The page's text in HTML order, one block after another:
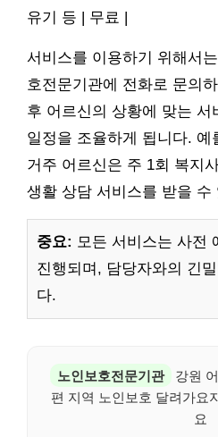
유기 등 | 무료 |
서비스를 이용하기 위해서
호전문기관에 전화로 문의
후 어르신의 상황에 맞는 서
일정을 조율하게 됩니다. 예
거주 어르신은 주 1회 복지
생활 상담 서비스를 받을 수
중요: 모든 서비스는 사전
진행되며, 담당자와의 긴
다.
노인보호전문기관
강원
편 지역 노인보호 달려가요
요